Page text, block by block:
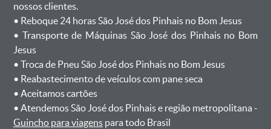
nossos clientes.
ㅤㅤ• Reboque 24 horas São José dos Pinhais no Bom Jesus
ㅤㅤ• Transporte de Máquinas São José dos Pinhais no Bom
Jesus
ㅤㅤ• Troca de Pneu São José dos Pinhais no Bom Jesus
ㅤㅤ• Reabastecimento de veículos com pane seca
ㅤㅤ• Aceitamos cartões
ㅤㅤ• Atendemos São José dos Pinhais e região metropolitana -
Guincho para viagenspara todo Brasil